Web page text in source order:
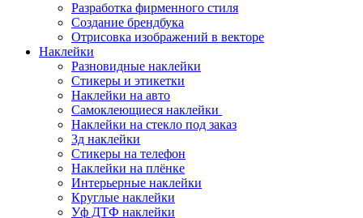
Разработка фирменного стиля
Создание брендбука
Отрисовка изображений в векторе
Наклейки
Разновидные наклейки
Стикеры и этикетки
Наклейки на авто
Самоклеющиеся наклейки
Наклейки на стекло под заказ
3д наклейки
Cтикеры на телефон
Наклейки на плёнке
Интерьерные наклейки
Круглые наклейки
Уф ДТФ наклейки